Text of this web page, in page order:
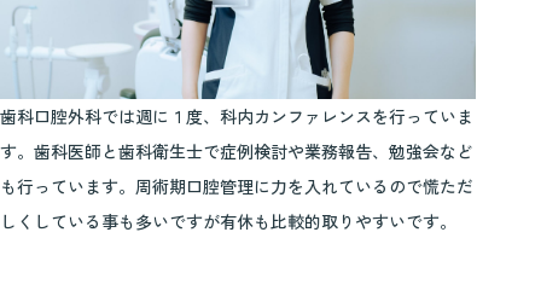
歯科口腔外科では週に１度、科内カンファレンスを行っていま
す。歯科医師と歯科衛生士で症例検討や業務報告、勉強会など
も行っています。周術期口腔管理に力を入れているので慌ただ
しくしている事も多いですが有休も比較的取りやすいです。